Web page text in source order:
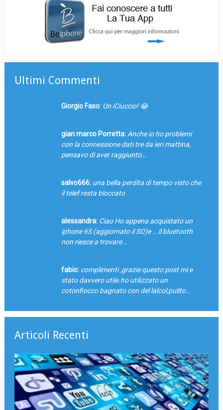
Ultimi Commenti
Giorgio Faso: Un iCiuccio! 😂
gian marco Porretta: Anche io ho problemi
con la connessione dati tre da ieri mattina,
pensavo di aver raggiunto…
salvo666: una bella perdita di tempo visto che
il telef resta bloccato
alessandra: Ciao Ho appena acquistato un
iphone 6S (aggiornato il SO)e ...il bluetooth
non riesce a trovare…
fabio: complimenti ,grazie questo post mi e
stato davvero utile.ho utilizzato un
cotonfiocco bagnato con del lalcol,pulito…
Articoli Recenti